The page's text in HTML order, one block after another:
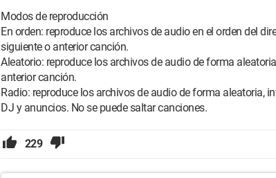
Modos de reproducción
En orden: reproduce los archivos de audio en el orden del
siguiente o anterior canción.
Aleatorio: reproduce los archivos de audio de forma
anterior canción.
Radio: reproduce los archivos de audio de forma aleatoria,
DJ y anuncios. No se puede saltar canciones.
229